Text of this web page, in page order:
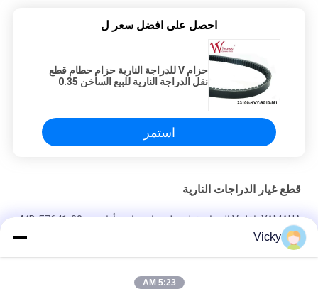
احصل على افضل سعر ل
حزام V للدراجة النارية حزام حطام قطع
نقل الدراجة النارية للبيع الساخن 0.35
استمر
قطع غيار الدراجات النارية
YAMAHA ناقل V الحزام قطع نقل دراجة نارية أداء جيد 44D-E7641-00
الساخن 0.35 بوصة 23100-KZL-9310-M1
Vicky
5:23 AM